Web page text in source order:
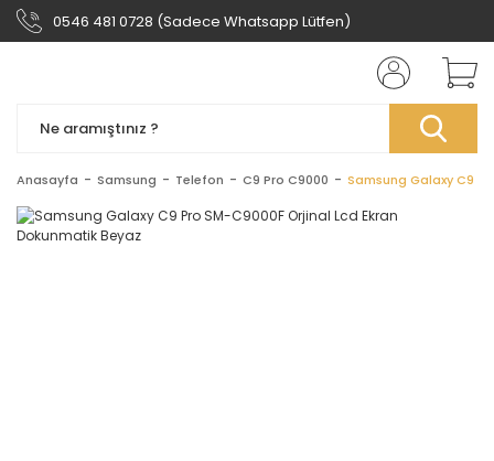
0546 481 0728 (Sadece Whatsapp Lütfen)
Anasayfa Samsung Telefon C9 Pro C9000 Samsung Galaxy C9